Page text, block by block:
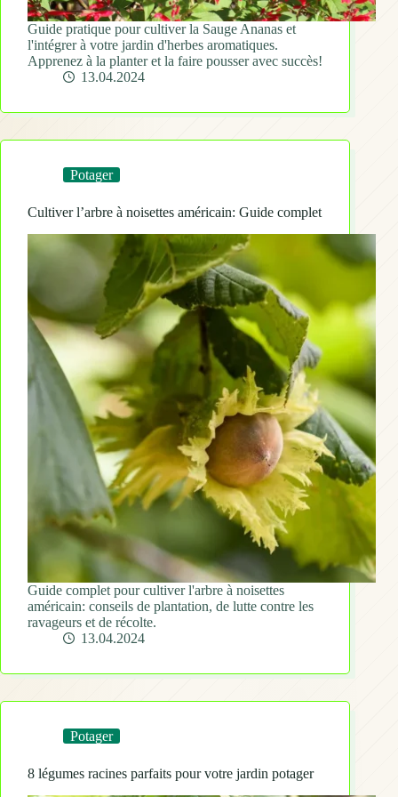
Guide pratique pour cultiver la Sauge Ananas et
l'intégrer à votre jardin d'herbes aromatiques.
Apprenez à la planter et la faire pousser avec succès!
13.04.2024
Potager
Cultiver l’arbre à noisettes américain: Guide complet
Guide complet pour cultiver l'arbre à noisettes
américain: conseils de plantation, de lutte contre les
ravageurs et de récolte.
13.04.2024
Potager
8 légumes racines parfaits pour votre jardin potager